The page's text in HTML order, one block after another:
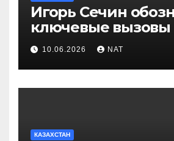
Игорь Сечин
ключевые
энергетики и
10.06.2026 NAT
КАЗАХСТАН